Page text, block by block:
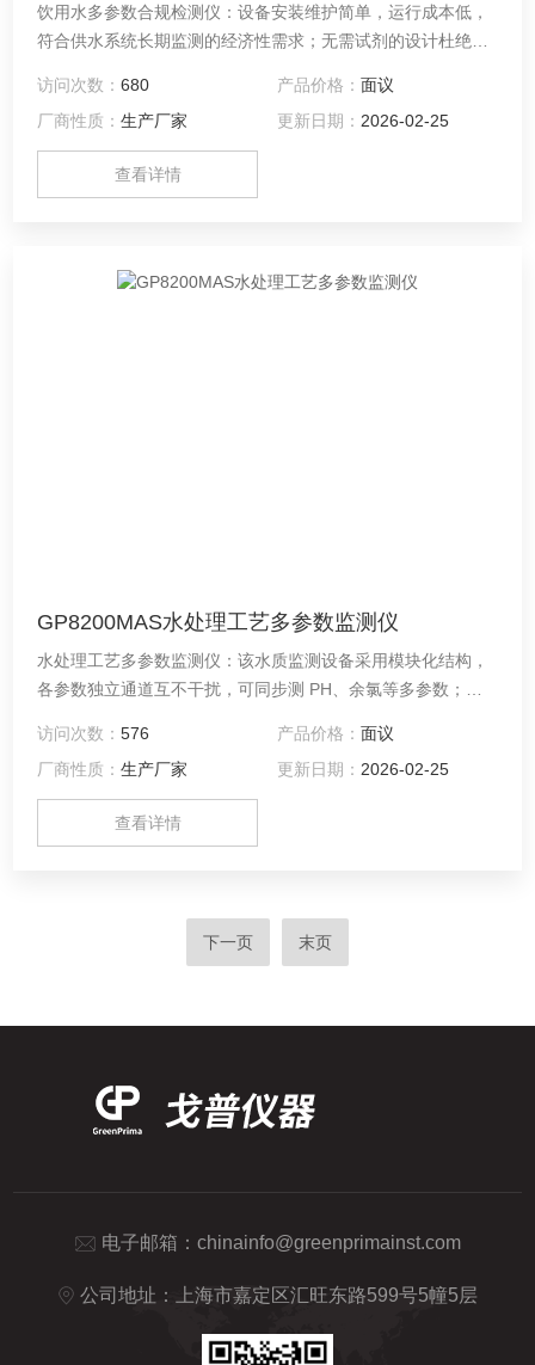
饮用水多参数合规检测仪：设备安装维护简单，运行成本低，
符合供水系统长期监测的经济性需求；无需试剂的设计杜绝二
则减少人工干预，保障数据长期可靠，为城市二次供水安全提
供持续稳定的监测支持。
访问次数：680 产品价格： 面议
厂商性质：生产厂家 更新日期： 2026-02-25
查看详情
GP8200MAS水处理工艺多参数监测仪
水处理工艺多参数监测仪：该水质监测设备采用模块化结构，
各参数独立通道互不干扰，可同步测 PH、余氯等多参数；传
污染，精度高、重复性好；配 10 寸中文液晶触摸屏，操作方
便；输出方式（4-20mA/RS485/GPRS 等）可选，支持一定范
围内电流自动补偿。
访问次数：576 产品价格： 面议
厂商性质：生产厂家 更新日期： 2026-02-25
查看详情
下一页 末页
电子邮箱： chinainfo@greenprimainst.com
公司地址：上海市嘉定区汇旺东路599号5幢5层